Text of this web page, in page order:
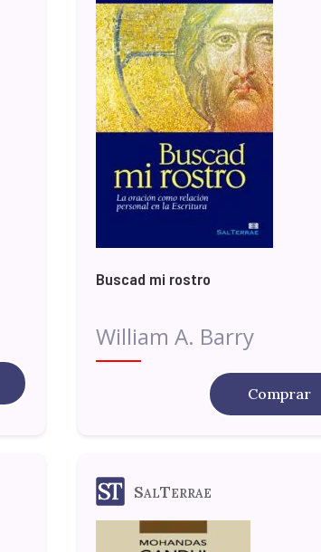
Buscad mi rostro
William A. Barry
Comprar
SalTerrae